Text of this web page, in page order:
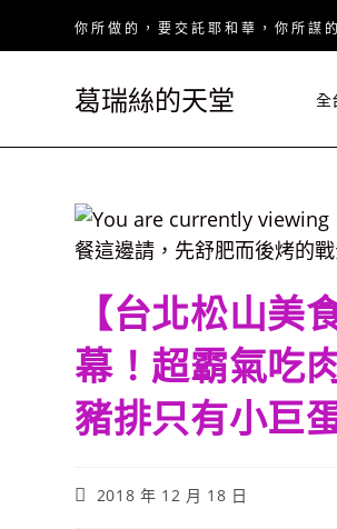
你 所 做 的 ， 要 交 託 耶 和 華 ， 你 所 謀
葛瑞絲的天堂 全
【台北松山
幕！超霸氣吃
豬排只有小巨
Post2018 年 12 月 18 日